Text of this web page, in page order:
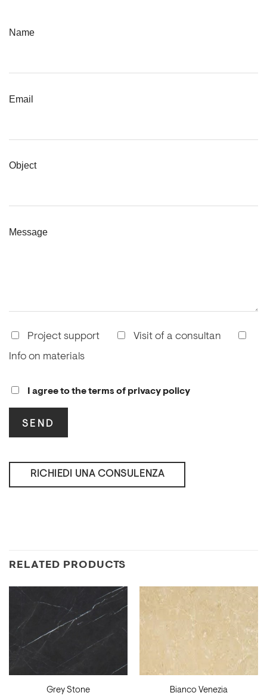
Name
Email
Object
Message
Project support
Visit of a consultan
Info on materials
I agree to the terms of privacy policy
RICHIEDI UNA CONSULENZA
RELATED PRODUCTS
Grey Stone Bianco Venezia